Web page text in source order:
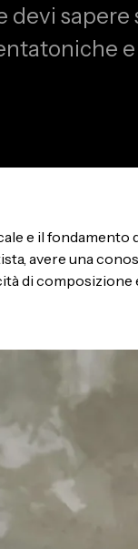
sapere
e
e il
avere una
di composizione